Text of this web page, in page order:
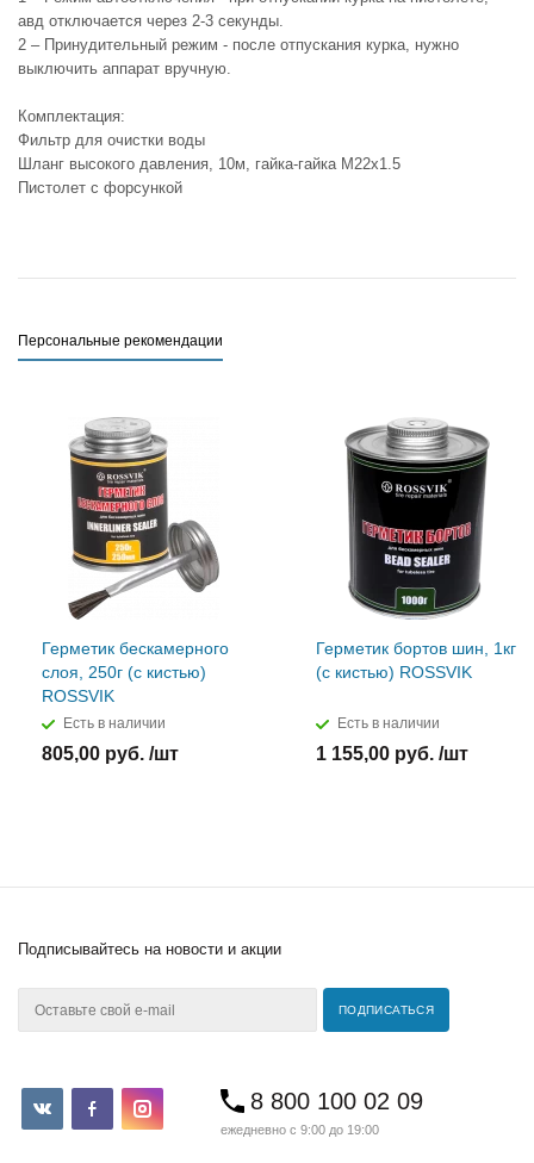
авд отключается через 2-3 секунды.
2 – Принудительный режим - после отпускания курка, нужно
выключить аппарат вручную.
Комплектация:
Фильтр для очистки воды
Шланг высокого давления, 10м, гайка-гайка M22x1.5
Пистолет с форсункой
Персональные рекомендации
Герметик бескамерного
слоя, 250г (с кистью)
ROSSVIK
Есть в наличии
805,00 руб. /шт
Герметик бортов шин, 1кг
(с кистью) ROSSVIK
Есть в наличии
1 155,00 руб. /шт
Подписывайтесь на новости и акции
8 800 100 02 09
ежедневно с 9:00 до 19:00